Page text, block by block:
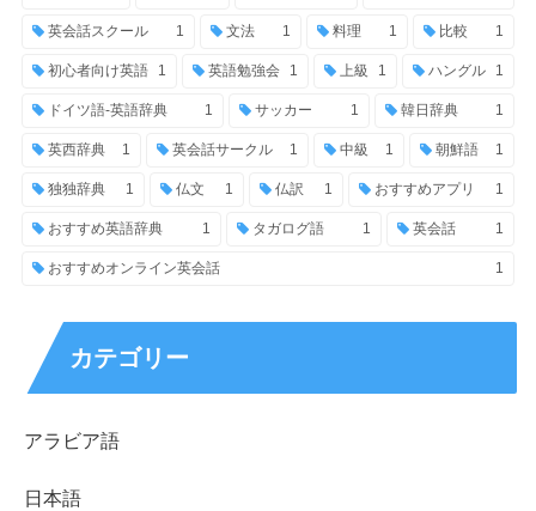
英会話スクール 1 文法 1 料理 1 比較 1
初心者向け英語 1 英語勉強会 1 上級 1 ハングル 1
ドイツ語-英語辞典 1 サッカー 1 韓日辞典 1
英西辞典 1 英会話サークル 1 中級 1 朝鮮語 1
独独辞典 1 仏文 1 仏訳 1 おすすめアプリ 1
おすすめ英語辞典 1 タガログ語 1 英会話 1
おすすめオンライン英会話 1
カテゴリー
アラビア語
日本語